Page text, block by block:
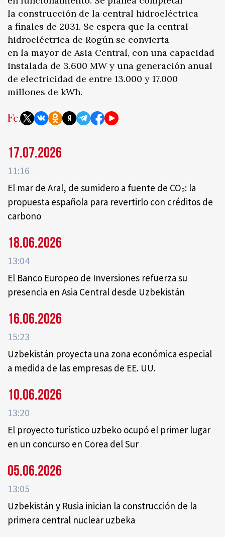
la construcción de la central hidroeléctrica
a finales de 2031. Se espera que la central
hidroeléctrica de Rogún se convierta
en la mayor de Asia Central, con una capacidad
instalada de 3.600 MW y una generación anual
de electricidad de entre 13.000 y 17.000
millones de kWh.
17.07.2026
11:16
El mar de Aral, de sumidero a fuente de CO₂: la
propuesta española para revertirlo con créditos de
carbono
18.06.2026
13:04
El Banco Europeo de Inversiones refuerza su
presencia en Asia Central desde Uzbekistán
16.06.2026
15:23
Uzbekistán proyecta una zona económica especial
a medida de las empresas de EE. UU.
10.06.2026
13:20
El proyecto turístico uzbeko ocupó el primer lugar
en un concurso en Corea del Sur
05.06.2026
13:05
Uzbekistán y Rusia inician la construcción de la
primera central nuclear uzbeka